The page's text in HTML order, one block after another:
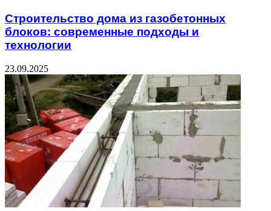
Строительство дома из газобетонных
блоков: современные подходы и
технологии
23.09.2025